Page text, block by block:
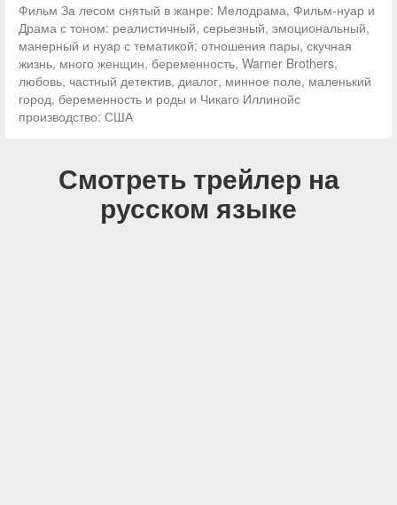
Фильм За лесом снятый в жанре: Мелодрама, Фильм-нуар и
Драма с тоном: реалистичный, серьезный, эмоциональный,
манерный и нуар с тематикой: отношения пары, скучная
жизнь, много женщин, беременность, Warner Brothers,
любовь, частный детектив, диалог, минное поле, маленький
город, беременность и роды и Чикаго Иллинойс
производство: США
Смотреть трейлер на
русском языке